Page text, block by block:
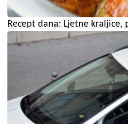
Recept dana: Ljetne kraljice,